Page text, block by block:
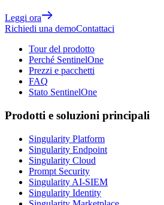
Leggi ora
Richiedi una demoContattaci
Tour del prodotto
Perché SentinelOne
Prezzi e pacchetti
FAQ
Stato SentinelOne
Prodotti e soluzioni principali
Singularity Platform
Singularity Endpoint
Singularity Cloud
Prompt Security
Singularity AI-SIEM
Singularity Identity